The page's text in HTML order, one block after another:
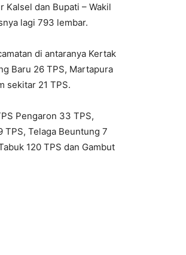
dan Bupati – Wakil
lagi 793 lembar.
di antaranya Kertak
Baru 26 TPS, Martapura
sekitar 21 TPS.
Pengaron 33 TPS,
TPS, Telaga Beuntung 7
120 TPS dan Gambut